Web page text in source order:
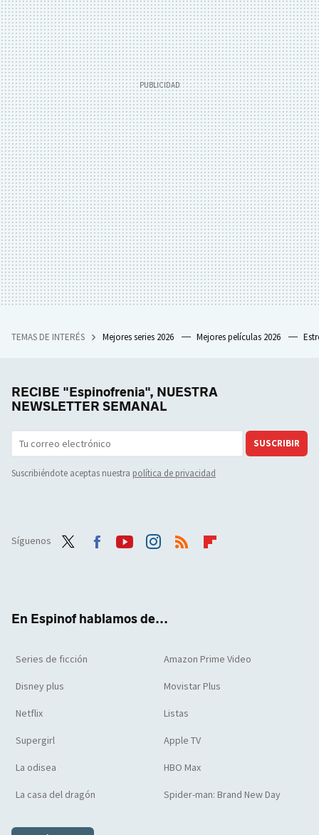
TEMAS DE INTERÉS Mejores series 2026 Mejores películas 2026
RECIBE "Espinofrenia", NUESTRA
NEWSLETTER SEMANAL
SUSCRIBIR
Suscribiéndote aceptas nuestra política de privacidad
Síguenos
En Espinof hablamos de...
Series de ficción Amazon Prime Video
Disney plus Movistar Plus
Netflix Listas
Supergirl Apple TV
La odisea HBO Max
La casa del dragón Spider-man: Brand New Day